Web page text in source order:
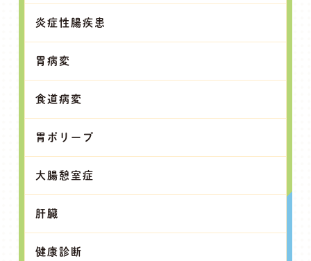
炎症性腸疾患
胃病変
食道病変
胃ポリープ
大腸憩室症
肝臓
健康診断